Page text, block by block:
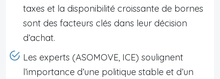
taxes et la disponibilité croissante de bornes
sont des facteurs clés dans leur décision
d’achat.
Les experts (ASOMOVE, ICE) soulignent
l’importance d’une politique stable et d’un